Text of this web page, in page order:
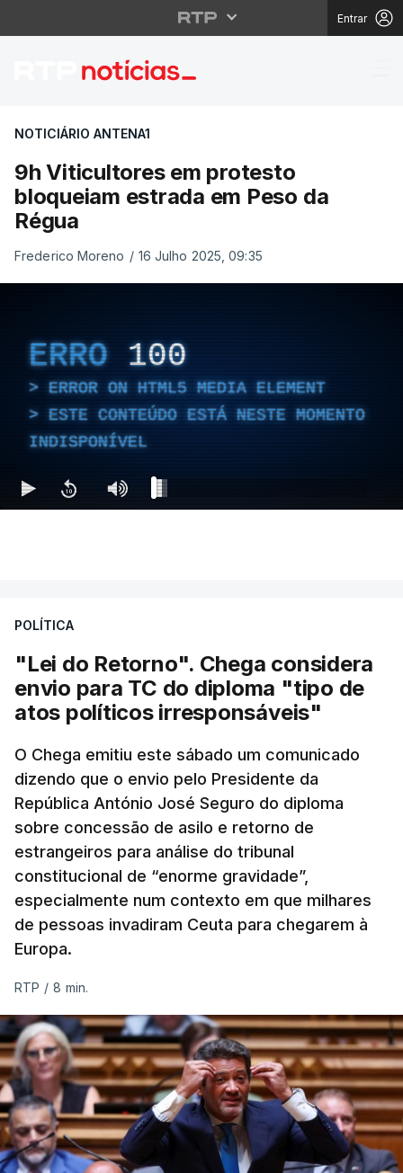
Entrar
9h Viticultores em
NOTICIÁRIO ANTENA1
9h Viticultores em protesto
bloqueiam estrada em Peso da
Régua
Frederico Moreno / 16 Julho 2025, 09:35
ERRO 100
ERROR ON HTML5 MEDIA ELEMENT
ESTE CONTEÚDO ESTÁ NESTE MOMENTO
INDISPONÍVEL
POLÍTICA
"Lei do Retorno". Chega considera
envio para TC do diploma "tipo de
atos políticos irresponsáveis"
O Chega emitiu este sábado um comunicado
dizendo que o envio pelo Presidente da
República António José Seguro do diploma
sobre concessão de asilo e retorno de
estrangeiros para análise do tribunal
constitucional de “enorme gravidade”,
especialmente num contexto em que milhares
de pessoas invadiram Ceuta para chegarem à
Europa.
RTP / 8 min.